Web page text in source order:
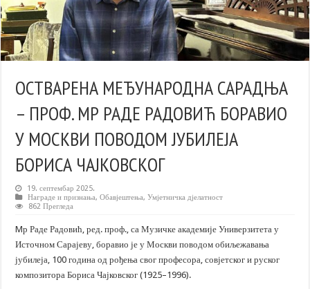
ОСТВАРЕНА МЕЂУНАРОДНА САРАДЊА
– ПРОФ. МР РАДЕ РАДОВИЋ БОРАВИО
У МОСКВИ ПОВОДОМ ЈУБИЛЕЈА
БОРИСА ЧАЈКОВСКОГ
19. септембар 2025.
Награде и признања,Обавјештења,Умјетничка дјелатност
862 Прегледа
Mр Раде Радовић, ред. проф., са Музичке академије Универзитета у
Источном Сарајеву, боравио је у Москви поводом обиљежавања
јубилеја, 100 година од рођења свог професора, совјетског и руског
композитора Бориса Чајковског (1925–1996).